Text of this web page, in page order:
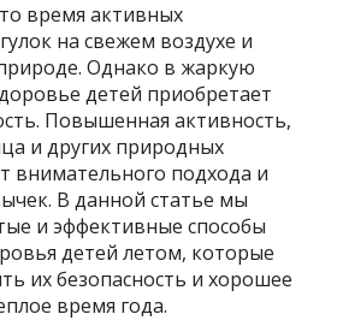
время активных
на свежем воздухе и
Однако в жаркую
детей приобретает
Повышенная активность,
и других природных
внимательного подхода и
В данной статье мы
и эффективные способы
детей летом, которые
их безопасность и хорошее
время года.